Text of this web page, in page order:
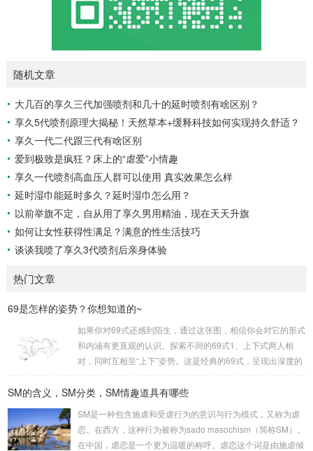
随机文章
大几百的享久三代加强喷剂和几十的延时喷剂有啥区别？
享久5代喷剂原理大揭秘！天然草本+缓释科技如何实现持久舒适？
享久一代二代跟三代有啥区别
爱到极致是疯狂？床上的“虐爱”小情趣
享久一代喷剂高血压人群可以使用 真实效果怎么样
延时湿巾能延时多久？延时湿巾怎么用？
以前举旗不定，自从用了享久男用精油，现在天天升旗
如何让女性获得性满足？满意的性生活技巧
谈谈我喷了享久3代喷剂后亲身体验
热门文章
69是怎样的姿势？你想知道的~
如果你对69式还感到陌生，通过这张图，相信你会对它的形式
和内涵有更直观的认识。探索不同的69式1、上下式两人相
对，同时互相呈“上下”姿势。这是经典的69式，呈现出深度的
头枕女方大腿。这种体位让双方能更轻松地互相口爱。3、立
考验了男女双方身体素质，需慎重尝试。侧躺式的舒适之处这
一姿势的独特之处在于，女性可以更轻松地掌控伴侣的口舌刺
SM的含义，SM分类，SM情趣道具有哪些
SM是一种包含施虐和受虐行为的意识与行为模式，又称为虐
恋。在西方，这种行为被称为sado masochism（简称SM）。
在中国，虐恋是一个更为温暖的称呼。虐恋这个词是由施虐倾